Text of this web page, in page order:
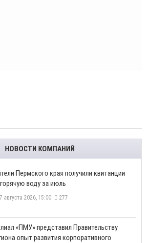
НОВОСТИ КОМПАНИЙ
Пермского края получили квитанции
воду за июль
августа 2026, 15:00 277
«ПМУ» представил Правительству
опыт развития корпоративного